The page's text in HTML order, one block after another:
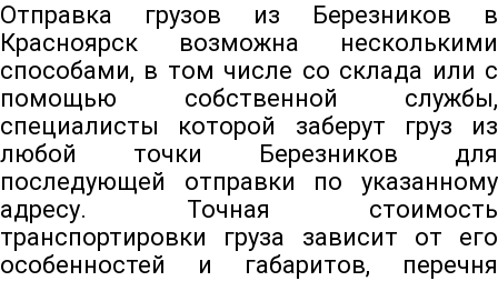
Отправка грузов из Березников в
Красноярск возможна несколькими
способами, в том числе со склада или с
помощью собственной службы,
специалисты которой заберут груз из
любой точки Березников для
последующей отправки по указанному
адресу. Точная стоимость
транспортировки груза зависит от его
особенностей и габаритов, перечня